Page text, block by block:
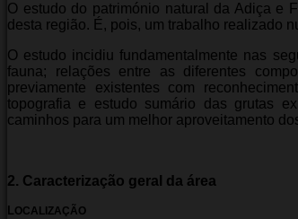
O estudo do património natural da Adiça e
desta região. É, pois, um trabalho realizado
O estudo incidiu fundamentalmente nas
fauna; relações entre as diferentes
previamente existentes com
topografia e estudo sumário das grutas
caminhos para um melhor aproveitamento
2. Caracterização geral da área
LOCALIZAÇÃO